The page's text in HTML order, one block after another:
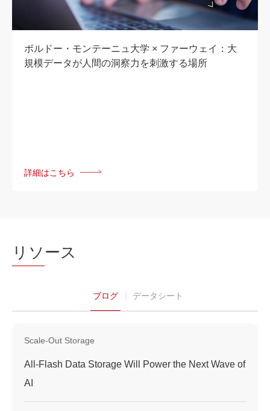
ボルドー・モンテーニュ大学 × ファーウェイ：大
規模データが人間の洞察力を刺激する場所
詳細はこちら
リソ ース
ブログ データシート
Scale-Out Storage
All-Flash Data Storage Will Power the Next Wave of
AI